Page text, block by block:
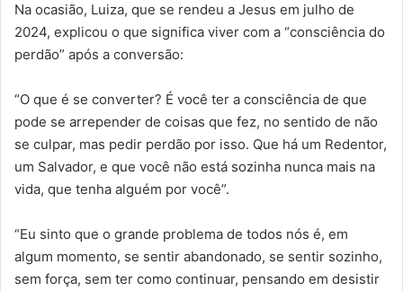
Na ocasião, Luiza, que se rendeu a Jesus em julho de
2024, explicou o que significa viver com a “consciência do
perdão” após a conversão:
“O que é se converter? É você ter a consciência de que
pode se arrepender de coisas que fez, no sentido de não
se culpar, mas pedir perdão por isso. Que há um Redentor,
um Salvador, e que você não está sozinha nunca mais na
vida, que tenha alguém por você”.
“Eu sinto que o grande problema de todos nós é, em
algum momento, se sentir abandonado, se sentir sozinho,
sem força, sem ter como continuar, pensando em desistir